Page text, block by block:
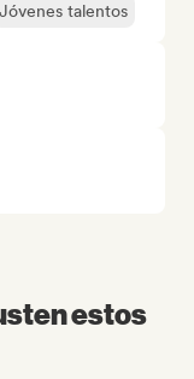
Jóvenes talentos
estos